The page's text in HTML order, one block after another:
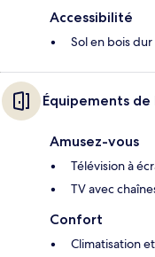
Accessibilité
Sol en bois
Équipements de
Amusez-vous
Télévision à
TV avec
Confort
Climatisation